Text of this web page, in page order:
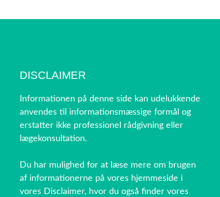
DISCLAIMER
Informationen på denne side kan udelukkende
anvendes til informationsmæssige formål og
erstatter ikke professionel rådgivning eller
lægekonsultation.
Du har mulighed for at læse mere om brugen
af informationerne på vores hjemmeside i
vores Disclaimer, hvor du også finder vores